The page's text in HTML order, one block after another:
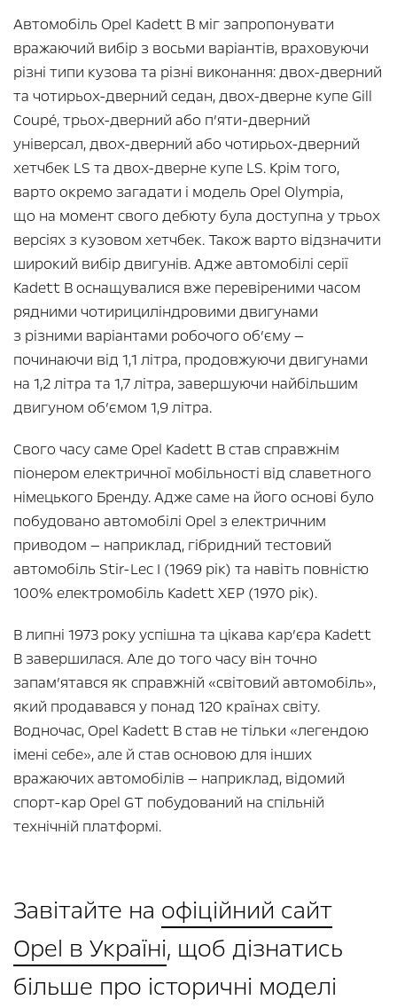
Автомобіль Opel Kadett B міг запропонувати
вражаючий вибір з восьми варіантів, враховуючи
різні типи кузова та різні виконання: двох-дверний
та чотирьох-дверний седан, двох-дверне купе Gill
Coupé, трьох-дверний або п’яти-дверний
універсал, двох-дверний або чотирьох-дверний
хетчбек LS та двох-дверне купе LS. Крім того,
варто окремо загадати і модель Opel Olympia,
що на момент свого дебюту була доступна у трьох
версіях з кузовом хетчбек. Також варто відзначити
широкий вибір двигунів. Адже автомобілі серії
Kadett B оснащувалися вже перевіреними часом
рядними чотирициліндровими двигунами
з різними варіантами робочого об’єму —
починаючи від 1,1 літра, продовжуючи двигунами
на 1,2 літра та 1,7 літра, завершуючи найбільшим
двигуном об’ємом 1,9 літра.
Свого часу саме Opel Kadett B став справжнім
піонером електричної мобільності від славетного
німецького Бренду. Адже саме на його основі було
побудовано автомобілі Opel з електричним
приводом — наприклад, гібридний тестовий
автомобіль Stir-Lec I (1969 рік) та навіть повністю
100% електромобіль Kadett XEP (1970 рік).
В липні 1973 року успішна та цікава кар’єра Kadett
B завершилася. Але до того часу він точно
запам’ятався як справжній «світовий автомобіль»,
який продавався у понад 120 країнах світу.
Водночас, Opel Kadett B став не тільки «легендою
імені себе», але й став основою для інших
вражаючих автомобілів — наприклад, відомий
спорт-кар Opel GT побудований на спільній
технічній платформі.
Завітайте на офіційний сайт
Opel в Україні, щоб дізнатись
більше про історичні моделі